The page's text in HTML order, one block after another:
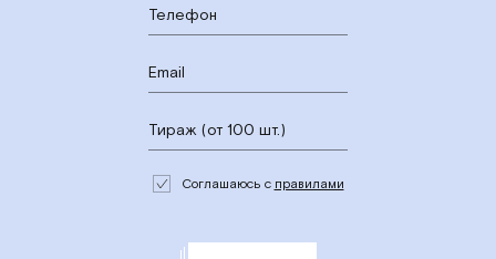
Соглашаюсь с правилами